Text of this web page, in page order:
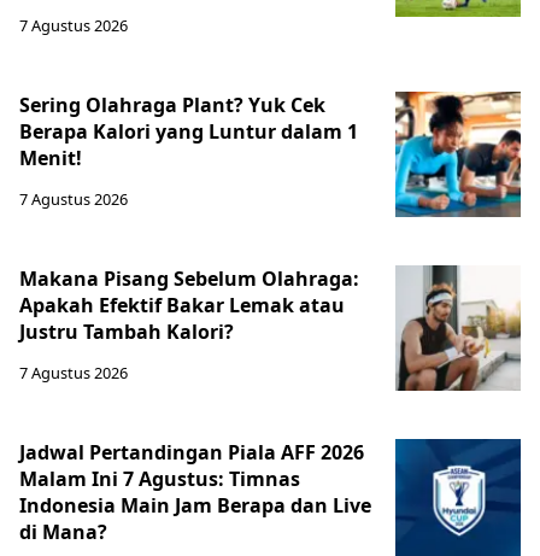
7 Agustus 2026
Sering Olahraga Plant? Yuk Cek
Berapa Kalori yang Luntur dalam 1
Menit!
7 Agustus 2026
Makana Pisang Sebelum Olahraga:
Apakah Efektif Bakar Lemak atau
Justru Tambah Kalori?
7 Agustus 2026
Jadwal Pertandingan Piala AFF 2026
Malam Ini 7 Agustus: Timnas
Indonesia Main Jam Berapa dan Live
di Mana?